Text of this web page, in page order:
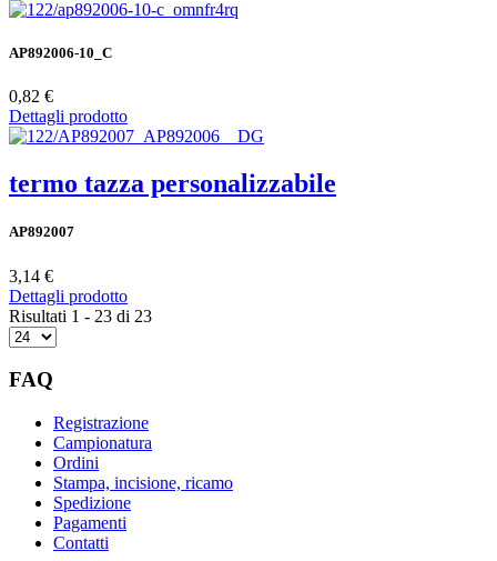
AP892006-10_C
0,82 €
Dettagli prodotto
termo tazza personalizzabile
AP892007
3,14 €
Dettagli prodotto
Risultati 1 - 23 di 23
FAQ
Registrazione
Campionatura
Ordini
Stampa, incisione, ricamo
Spedizione
Pagamenti
Contatti